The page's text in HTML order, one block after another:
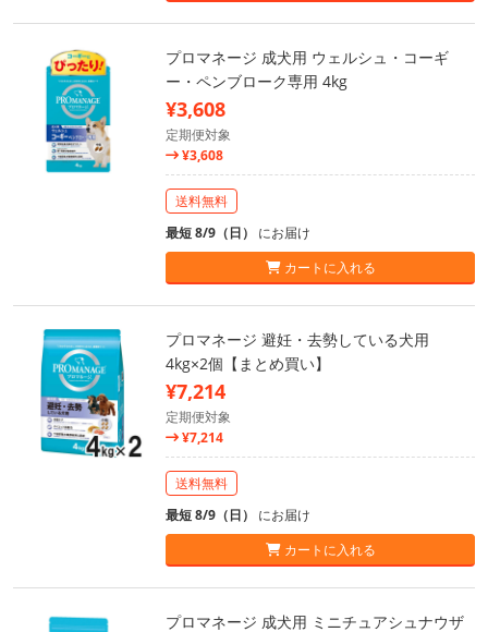
プロマネージ 成犬用 ウェルシュ・コーギ
ー・ペンブローク専用 4kg
¥3,608
定期便対象
¥3,608
送料無料
最短 8/9（日） にお届け
カートに入れる
プロマネージ 避妊・去勢している犬用
4kg×2個【まとめ買い】
¥7,214
定期便対象
¥7,214
送料無料
最短 8/9（日） にお届け
カートに入れる
プロマネージ 成犬用 ミニチュアシュナウザ